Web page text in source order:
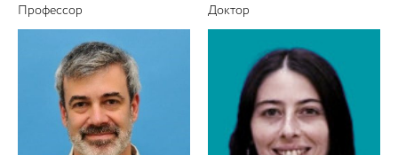
Профессор Доктор